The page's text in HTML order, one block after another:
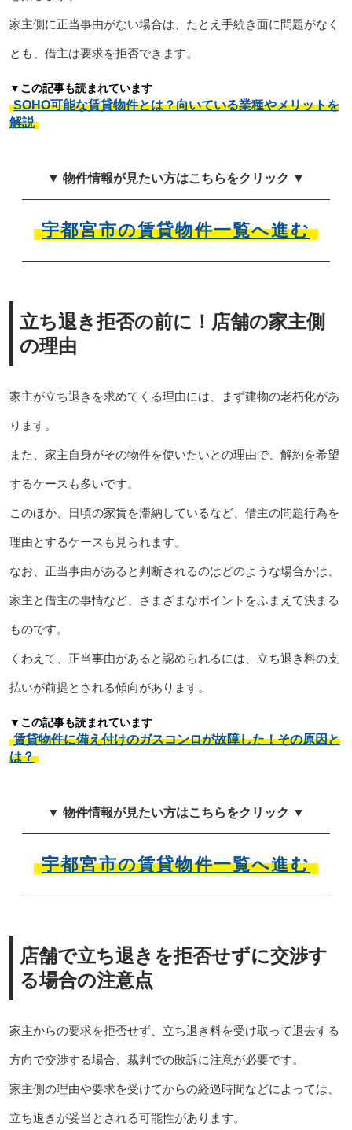
家主側に正当事由がない場合は、たとえ手続き面に問題がなく
とも、借主は要求を拒否できます。
▼この記事も読まれています
SOHO可能な賃貸物件とは？向いている業種やメリットを
解説
▼ 物件情報が見たい方はこちらをクリック ▼
宇都宮市の賃貸物件一覧へ進む
立ち退き拒否の前に！店舗の家主側
の理由
家主が立ち退きを求めてくる理由には、まず建物の老朽化があ
ります。
また、家主自身がその物件を使いたいとの理由で、解約を希望
するケースも多いです。
このほか、日頃の家賃を滞納しているなど、借主の問題行為を
理由とするケースも見られます。
なお、正当事由があると判断されるのはどのような場合かは、
家主と借主の事情など、さまざまなポイントをふまえて決まる
ものです。
くわえて、正当事由があると認められるには、立ち退き料の支
払いが前提とされる傾向があります。
▼この記事も読まれています
賃貸物件に備え付けのガスコンロが故障した！その原因と
は？
▼ 物件情報が見たい方はこちらをクリック ▼
宇都宮市の賃貸物件一覧へ進む
店舗で立ち退きを拒否せずに交渉す
る場合の注意点
家主からの要求を拒否せず、立ち退き料を受け取って退去する
方向で交渉する場合、裁判での敗訴に注意が必要です。
家主側の理由や要求を受けてからの経過時間などによっては、
立ち退きが妥当とされる可能性があります。